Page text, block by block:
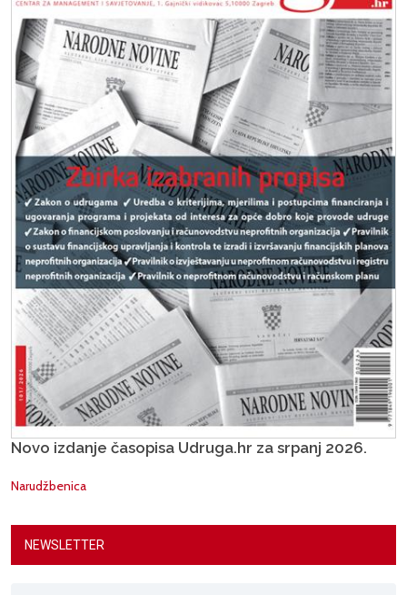
Novo izdanje časopisa Udruga.hr za srpanj 2026.
Narudžbenica
NEWSLETTER